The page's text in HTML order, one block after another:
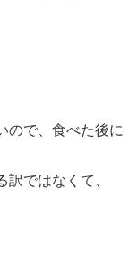
ので、食べた後に
ではなくて、